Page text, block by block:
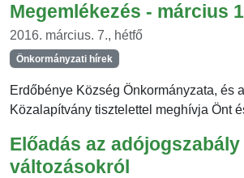
Megemlékezés - március
2016. március. 7., hétfő
Önkormányzati hírek
Erdőbénye Község Önkormányzata, és
Közalapítvány tisztelettel meghívja Önt
Előadás az adójogszabály
változásokról